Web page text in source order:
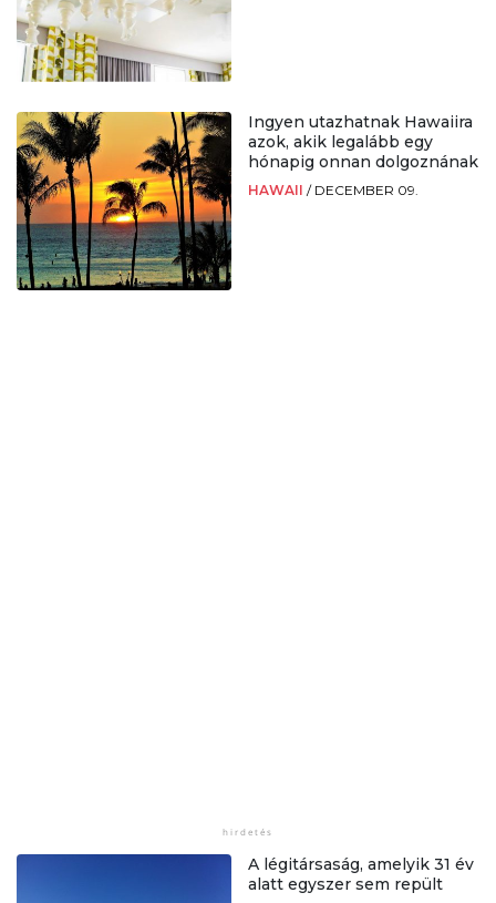
Ingyen utazhatnak Hawaiira
azok, akik legalább egy
hónapig onnan dolgoznának
HAWAII / DECEMBER 09.
A légitársaság, amelyik 31 év
alatt egyszer sem repült